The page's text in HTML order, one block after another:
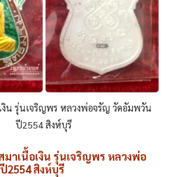
งิน รุ่นเจริญพร หลวงพ่อจรัญ วัดอัมพวัน
ปี2554 สิงห์บุรี
มาเนื้อเงิน รุ่นเจริญพร หลวงพ่อ
สิงห์บุรี